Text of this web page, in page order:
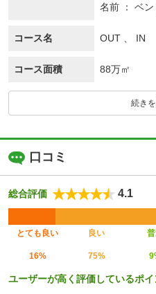
名前 ベン
コース名 OUT 、 IN
コース面積 88万㎡
続き
口コミ
総合評価 4.1
とても良い 良い
16% 75%
ユーザーが高く評価しているポイ